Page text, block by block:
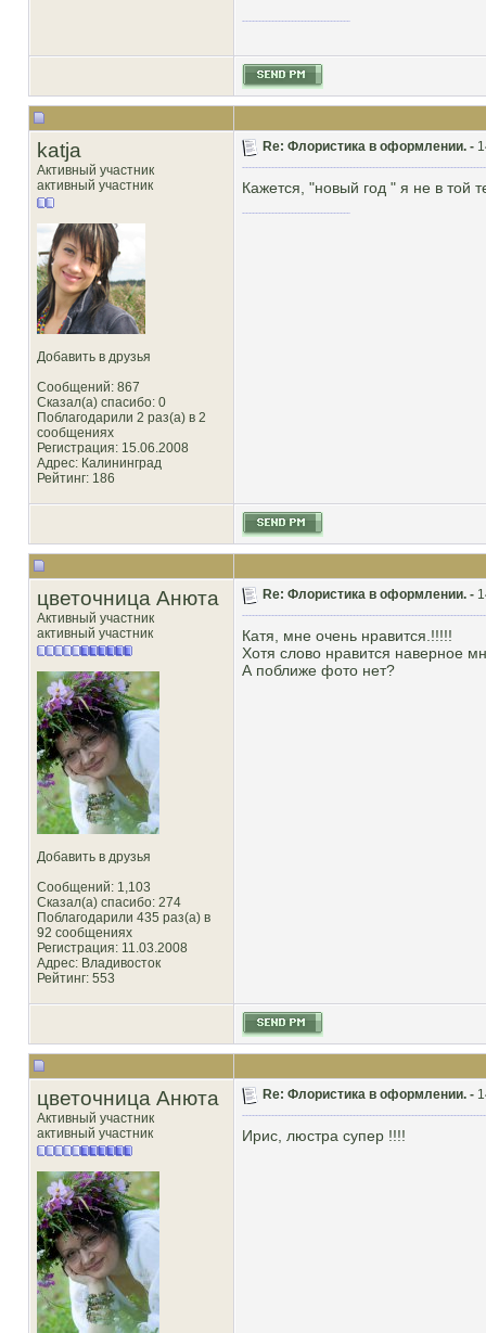
katja
Активный участник
активный участник
Добавить в друзья
Сообщений: 867
Сказал(а) спасибо: 0
Поблагодарили 2 раз(а) в 2
сообщениях
Регистрация: 15.06.2008
Адрес: Калининград
Рейтинг: 186
Re: Флористика в оформлении. -
Кажется, "новый год " я не в той
цветочница Анюта
Активный участник
активный участник
Добавить в друзья
Сообщений: 1,103
Сказал(а) спасибо: 274
Поблагодарили 435 раз(а) в
92 сообщениях
Регистрация: 11.03.2008
Адрес: Владивосток
Рейтинг: 553
Re: Флористика в оформлении. -
Катя, мне очень нравится.!!!!!
Хотя слово нравится наверное
А поближе фото нет?
цветочница Анюта
Активный участник
активный участник
Re: Флористика в оформлении. -
Ирис, люстра супер !!!!